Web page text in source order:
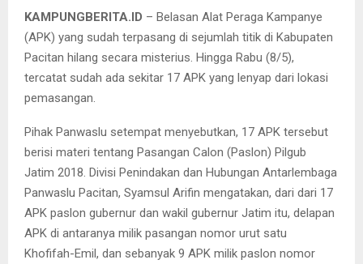
KAMPUNGBERITA.ID – Belasan Alat Peraga Kampanye
(APK) yang sudah terpasang di sejumlah titik di Kabupaten
Pacitan hilang secara misterius. Hingga Rabu (8/5),
tercatat sudah ada sekitar 17 APK yang lenyap dari lokasi
pemasangan.
Pihak Panwaslu setempat menyebutkan, 17 APK tersebut
berisi materi tentang Pasangan Calon (Paslon) Pilgub
Jatim 2018. Divisi Penindakan dan Hubungan Antarlembaga
Panwaslu Pacitan, Syamsul Arifin mengatakan, dari dari 17
APK paslon gubernur dan wakil gubernur Jatim itu, delapan
APK di antaranya milik pasangan nomor urut satu
Khofifah-Emil, dan sebanyak 9 APK milik paslon nomor